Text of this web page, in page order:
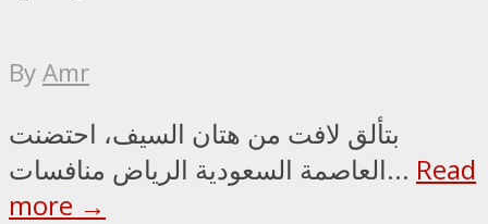
ByAmr
بتألق لافت من هتان السيف، احتضنت
العاصمة السعودية الرياض منافسات... Read
more →